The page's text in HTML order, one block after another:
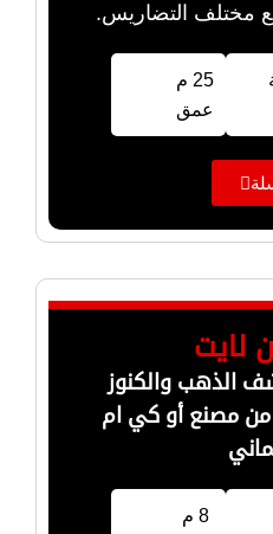
مختلف التضاريس.
25 م
عمق
لايت
الذهب والكنوز
من مصنع أو كي ام
8 م